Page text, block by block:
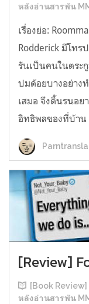
หลังอ่านสารพัน
เรื่องย่อ:
Rodderick มีโทร
รันเป็นคนในตระ
ปมด้อยบางอย่าง
เสมอ จึงดิ้นรนอย
อิทธิพลของที่บ้าน
[Review]
[Book
หลังอ่านสารพัน